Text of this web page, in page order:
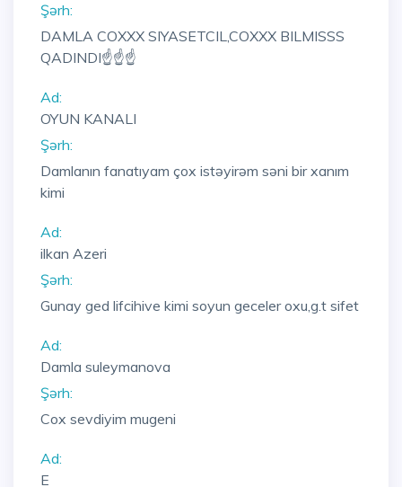
Şərh:
DAMLA COXXX SIYASETCIL,COXXX BILMISSS
QADINDI☝☝☝
Ad:
OYUN KANALI
Şərh:
Damlanın fanatıyam çox istəyirəm səni bir xanım
kimi
Ad:
ilkan Azeri
Şərh:
Gunay ged lifcihive kimi soyun geceler oxu,g.t sifet
Ad:
Damla suleymanova
Şərh:
Cox sevdiyim mugeni
Ad:
E